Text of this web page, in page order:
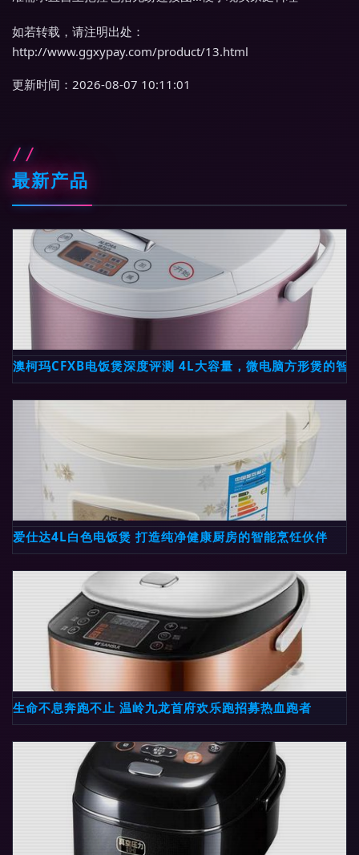
如若转载，请注明出处：
http://www.ggxypay.com/product/13.html
更新时间：2026-08-07 10:11:01
最新产品
澳柯玛CFXB电饭煲深度评测 4L大容量，微电脑方形煲的智
爱仕达4L白色电饭煲 打造纯净健康厨房的智能烹饪伙伴
生命不息奔跑不止 温岭九龙首府欢乐跑招募热血跑者